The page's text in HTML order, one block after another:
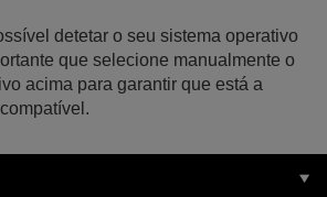
detetar o seu sistema operativo
que selecione manualmente o
acima para garantir que está a